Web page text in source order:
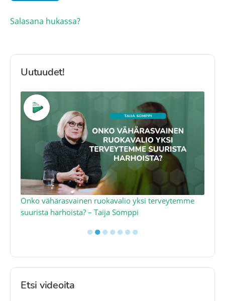
Salasana hukassa?
Uutuudet!
Onko vähärasvainen ruokavalio yksi terveytemme
suurista harhoista? – Taija Somppi
●●●●●●●
Etsi videoita